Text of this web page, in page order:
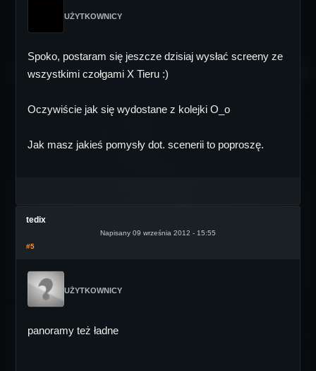
UŻYTKOWNICY
Spoko, postaram się jeszcze dzisiaj wysłać screeny ze
wszystkimi czołgami X Tieru :)
Oczywiście jak się wydostane z kolejki O_o
Jak masz jakieś pomysły dot. scenerii to poproszę.
tedix
Napisany 09 września 2012 - 15:55
#5
UŻYTKOWNICY
panoramy też ładne